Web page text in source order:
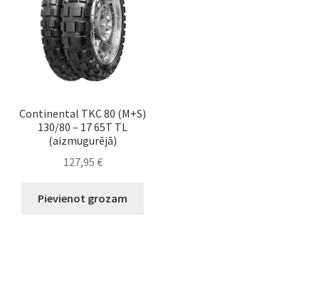
Continental TKC 80 (M+S)
130/80 – 17 65T TL
(aizmugurējā)
127,95 €
Pievienot grozam